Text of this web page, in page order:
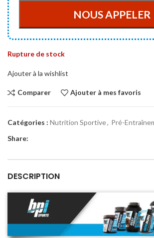
Rupture de stock
Ajouter à la wishlist
Comparer Ajouter à mes favoris
Catégories : Nutrition Sportive, Pré-
Share:
DESCRIPTION